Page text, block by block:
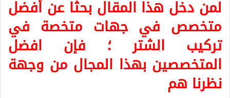
لمن دخل هذا المقال بحثا عن أفضل
متخصص في جهات متخصة في
تركيب الشتر ؛ فإن افضل
المتخصصين بهذا المجال من وجهة
نظرنا هم